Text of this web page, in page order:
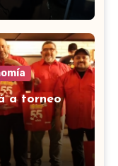
a torneo